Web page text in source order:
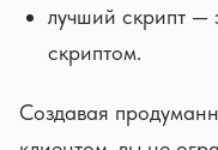
лучший скрипт —
скриптом.
Создавая